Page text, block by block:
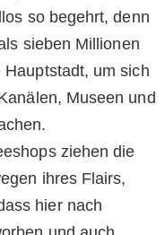
so begehrt, denn
sieben Millionen
um sich
Museen und
ziehen die
ihres Flairs,
hier nach